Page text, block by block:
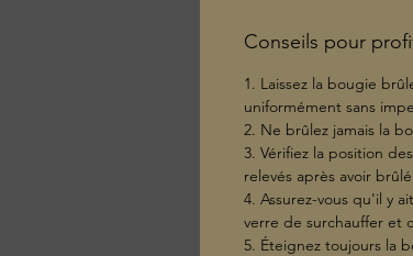
Conseils pour
1. Laissez la bougie
uniformément sans
2. Ne brûlez jamais la
3. Vérifiez la position
relevés après avoir
4. Assurez-vous qu'il y
verre de surchauffer et
5. Éteignez toujours la